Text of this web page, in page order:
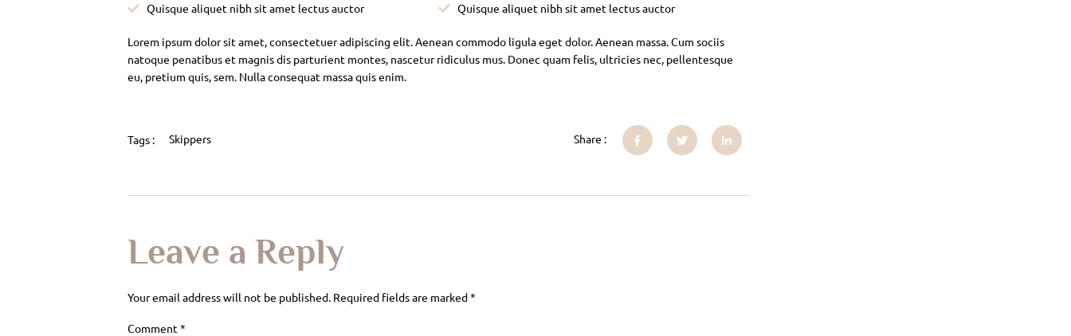
Quisque aliquet nibh sit amet lectus auctor
Quisque aliquet nibh sit amet lectus auctor
Lorem ipsum dolor sit amet, consectetuer adipiscing elit. Aenean commodo ligula eget dolor. Aenean massa. Cum sociis
natoque penatibus et magnis dis parturient montes, nascetur ridiculus mus. Donec quam felis, ultricies nec, pellentesque
eu, pretium quis, sem. Nulla consequat massa quis enim.
Tags : Skippers Share :
Leave a Reply
Your email address will not be published. Required fields are marked*
Comment*